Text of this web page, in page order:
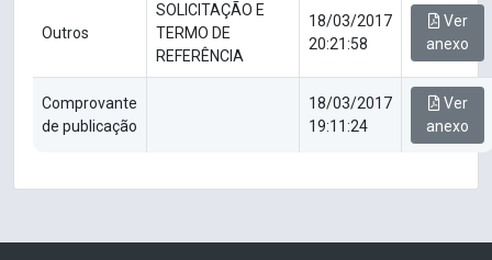
Outros
SOLICITAÇÃO E
TERMO DE
REFERÊNCIA
18/03/2017
20:21:58
Ver
anexo
Comprovante
de publicação
18/03/2017
19:11:24
Ver
anexo